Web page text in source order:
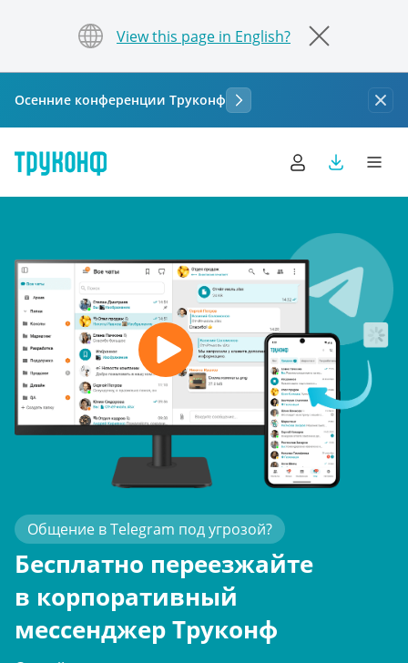
View this page in English?
Осенние конференции Труконф
Общение в Telegram под угрозой?
Бесплатно переезжайте
в корпоративный
мессенджер Труконф